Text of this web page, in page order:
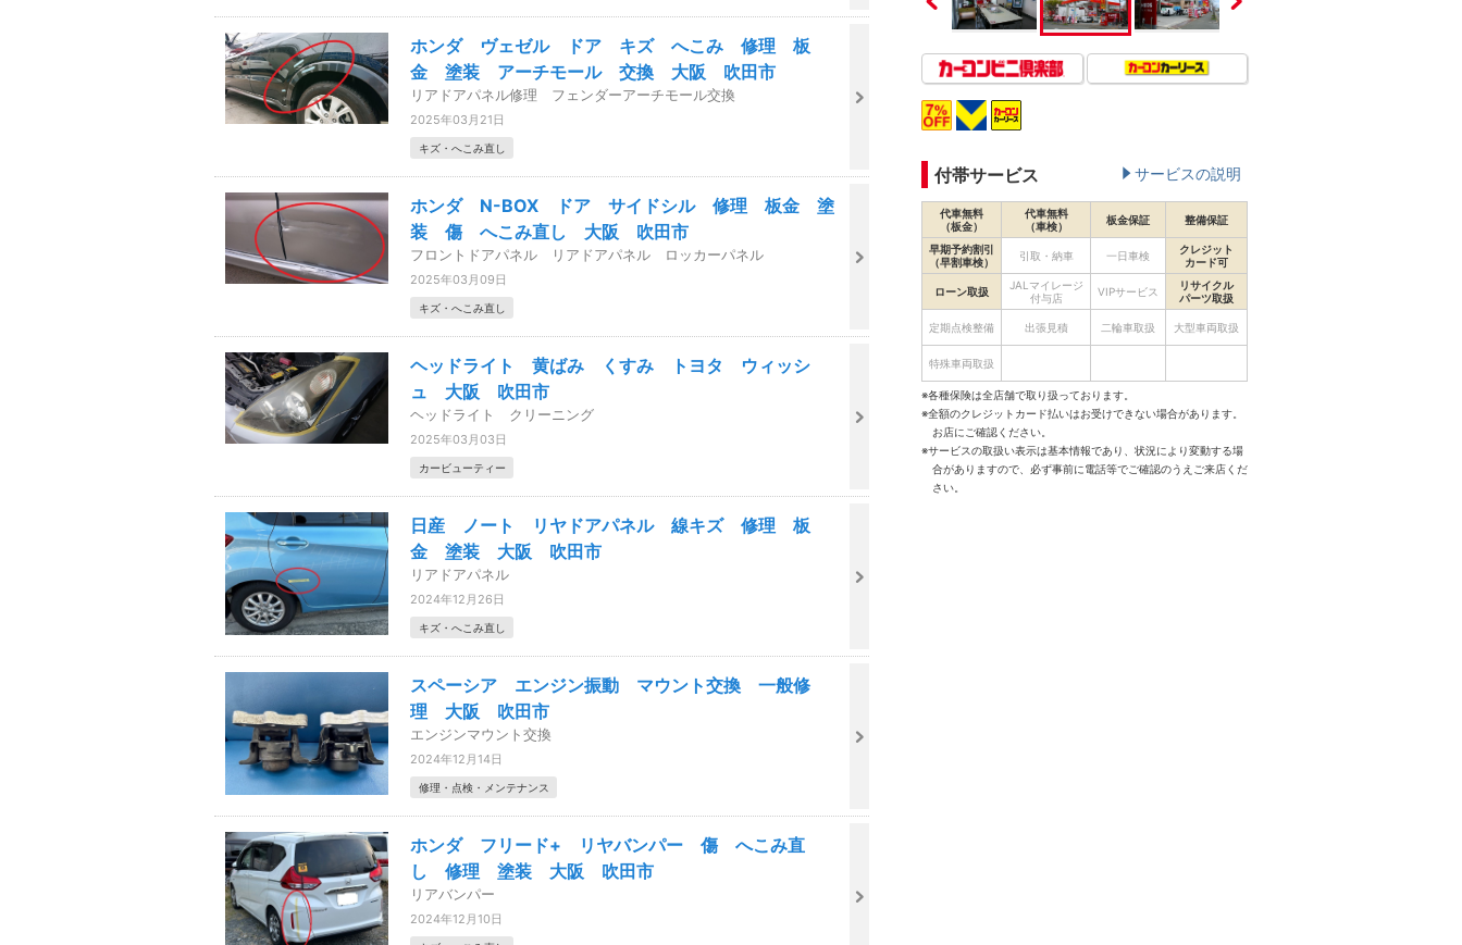
ホンダ ヴェゼル ドア キズ へこみ 修理 板
金 塗装 アーチモール 交換 大阪 吹田市
リアドアパネル修理 フェンダーアーチモール交換
2025年03月21日
キズ・へこみ直し
ホンダ N-BOX ドア サイドシル 修理 板金 塗
装 傷 へこみ直し 大阪 吹田市
フロントドアパネル リアドアパネル ロッカーパネル
2025年03月09日
キズ・へこみ直し
ヘッドライト 黄ばみ くすみ トヨタ ウィッシ
ュ 大阪 吹田市
ヘッドライト クリーニング
2025年03月03日
カービューティー
日産 ノート リヤドアパネル 線キズ 修理 板
金 塗装 大阪 吹田市
リアドアパネル
2024年12月26日
キズ・へこみ直し
スペーシア エンジン振動 マウント交換 一般修
理 大阪 吹田市
エンジンマウント交換
2024年12月14日
修理・点検・メンテナンス
ホンダ フリード+ リヤバンパー 傷 へこみ直
し 修理 塗装 大阪 吹田市
リアバンパー
2024年12月10日
付帯サービス サービスの説明
代車無料
（板金）
代車無料
（車検）
板金保証 整備保証
早期予約割引
（早割車検）
引取・納車 一日車検
クレジット
カード可
ローン取扱
JALマイレージ
付与店
VIPサービス
リサイクル
パーツ取扱
定期点検整備 出張見積 二輪車取扱 大型車両取扱
特殊車両取扱
※各種保険は全店舗で取り扱っております。
※全額のクレジットカード払いはお受けできない場合があります。
お店にご確認ください。
※サービスの取扱い表示は基本情報であり、状況により変動する場
合がありますので、必ず事前に電話等でご確認のうえご来店くだ
さい。